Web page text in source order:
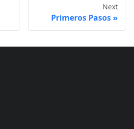
Next
Primeros Pasos